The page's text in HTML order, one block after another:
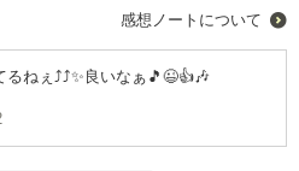
感想ノートについて
るねぇ⤴️⤴️✨良いなぁ🎵😉👍️🎶